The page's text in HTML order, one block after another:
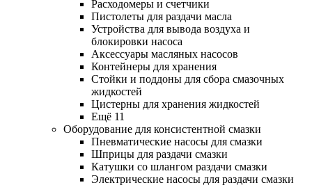
Расходомеры и счетчики
Пистолеты для раздачи масла
Устройства для вывода воздуха и
блокировки насоса
Аксессуары масляных насосов
Контейнеры для хранения
Стойки и поддоны для сбора смазочных
жидкостей
Цистерны для хранения жидкостей
Ещё 11
Оборудование для консистентной смазки
Пневматические насосы для смазки
Шприцы для раздачи смазки
Катушки со шлангом раздачи смазки
Электрические насосы для раздачи смазки